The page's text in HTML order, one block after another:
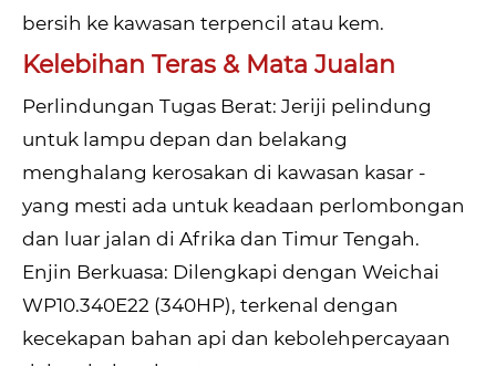
bersih ke kawasan terpencil atau kem.
Kelebihan Teras & Mata Jualan
Perlindungan Tugas Berat: Jeriji pelindung
untuk lampu depan dan belakang
menghalang kerosakan di kawasan kasar -
yang mesti ada untuk keadaan perlombongan
dan luar jalan di Afrika dan Timur Tengah.
Enjin Berkuasa: Dilengkapi dengan Weichai
WP10.340E22 (340HP), terkenal dengan
kecekapan bahan api dan kebolehpercayaan